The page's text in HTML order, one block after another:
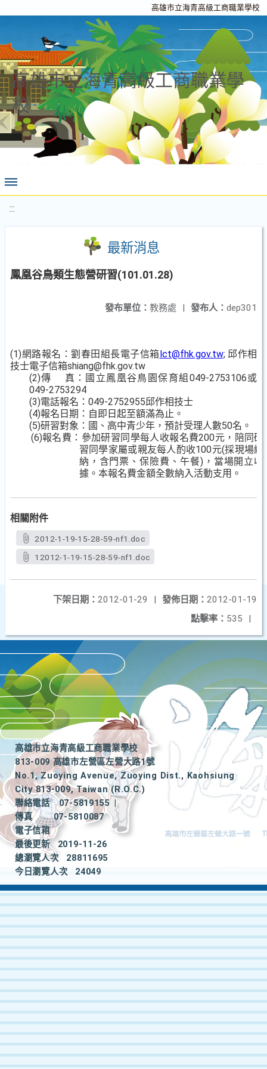
高雄市立海青高級工商職業學校
高雄市立海青高級工商職業學
校
:::
最新消息
鳳凰谷鳥類生態營研習(101.01.28)
發布人： dep301
發布單位： 教務處 |
(1)網路報名：劉春田組長電子信箱lct@fhk.gov.tw; 邱作相
技士電子信箱shiang@fhk.gov.tw
(2)傳
真：國立鳳凰谷鳥園保育組049-2753106或
049-2753294
(3)電話報名：049-2752955邱作相技士
(4)報名日期：自即日起至額滿為止。
(5)研習對象：國、高中青少年，預計受理人數50名。
(6)報名費 ：參加研習同學每人收報名費200元，陪同研
習同學家屬或親友每人酌收100元(採現場繳
納，含門票、保險費、午餐)，當場開立收
據。本報名費金額全數納入活動支用。
相關附件
2012-1-19-15-28-59-nf1.doc
12012-1-19-15-28-59-nf1.doc
發佈日期： 2012-01-19
下架日期： 2012-01-29
|
點擊率： 535 |
高雄市立海青高級工商職業學校
813-009 高雄市左營區左營大路1號
No.1, Zuoying Avenue, Zuoying Dist., Kaohsiung
City 813-009, Taiwan (R.O.C.)
聯絡電話
07-5819155
|
傳真
07-5810087
電子信箱
最後更新
2019-11-26
總瀏覽人次
28811695
今日瀏覽人次
24049